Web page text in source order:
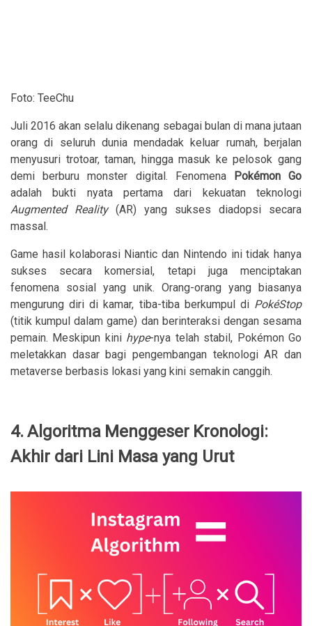
Foto: TeeChu
Juli 2016 akan selalu dikenang sebagai bulan di mana jutaan
orang di seluruh dunia mendadak keluar rumah, berjalan
menyusuri trotoar, taman, hingga masuk ke pelosok gang
demi berburu monster digital. Fenomena
Pokémon Go
adalah bukti nyata pertama dari kekuatan teknologi
Augmented Reality(AR) yang sukses diadopsi secara
massal.
Game hasil kolaborasi Niantic dan Nintendo ini tidak hanya
sukses secara komersial, tetapi juga menciptakan
fenomena sosial yang unik. Orang-orang yang biasanya
mengurung diri di kamar, tiba-tiba berkumpul di PokéStop
(titik kumpul dalam game) dan berinteraksi dengan sesama
pemain. Meskipun kini hype-nya telah stabil, Pokémon Go
meletakkan dasar bagi pengembangan teknologi AR dan
metaverse berbasis lokasi yang kini semakin canggih.
4. Algoritma Menggeser Kronologi:
Akhir dari Lini Masa yang Urut